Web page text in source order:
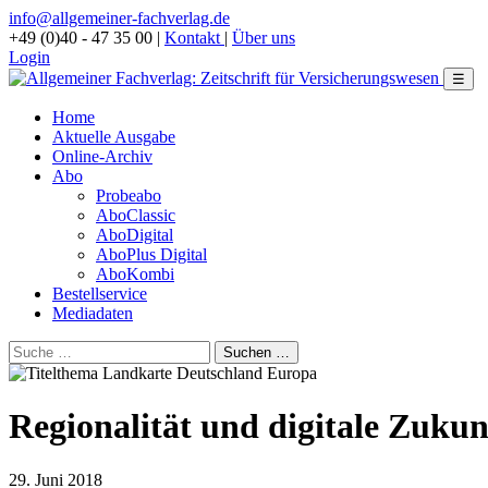
info@allgemeiner-fachverlag.de
+49 (0)40 - 47 35 00 | Kontakt | Über uns
Login
☰
Home
Aktuelle Ausgabe
Online-Archiv
Abo
Probeabo
AboClassic
AboDigital
AboPlus Digital
AboKombi
Bestellservice
Mediadaten
Regionalität und digitale
29. Juni 2018